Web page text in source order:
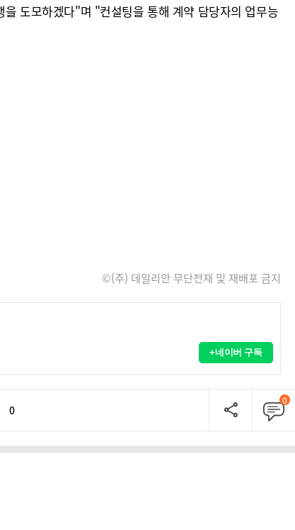
도모하겠다"며 "컨설팅을 통해 계약 담당자의 업무능
©(주) 데일리안 무단전재 및 재배포 금지
+네이버 구독
0
0